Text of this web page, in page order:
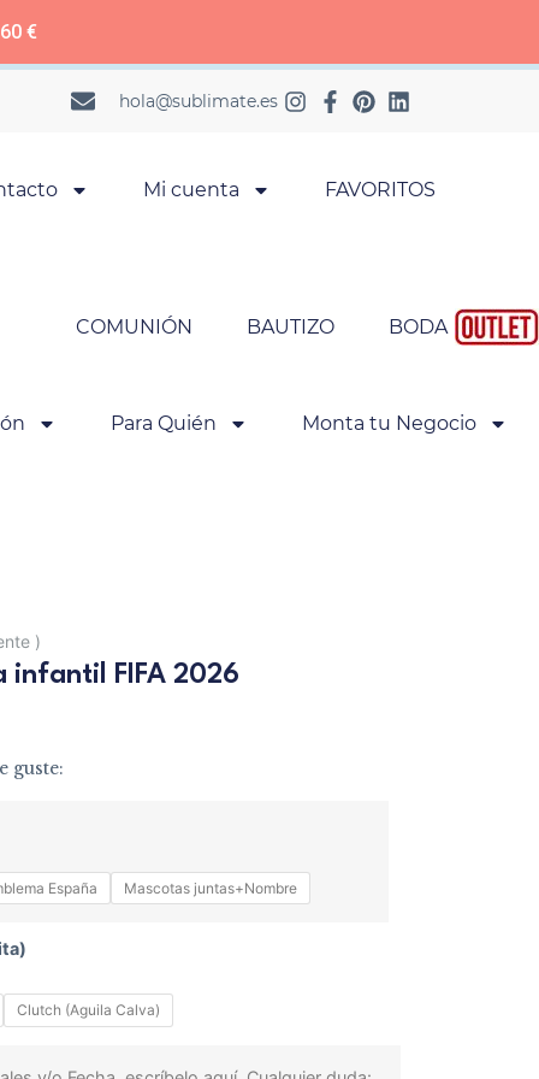
€
hola@sublimate.es
Mi cuenta FAVORITOS
COMUNIÓN BAUTIZO BODA
Para Quién Monta tu Negocio
)
infantil FIFA 2026
guste:
España Mascotas juntas+Nombre
Clutch (Aguila Calva)